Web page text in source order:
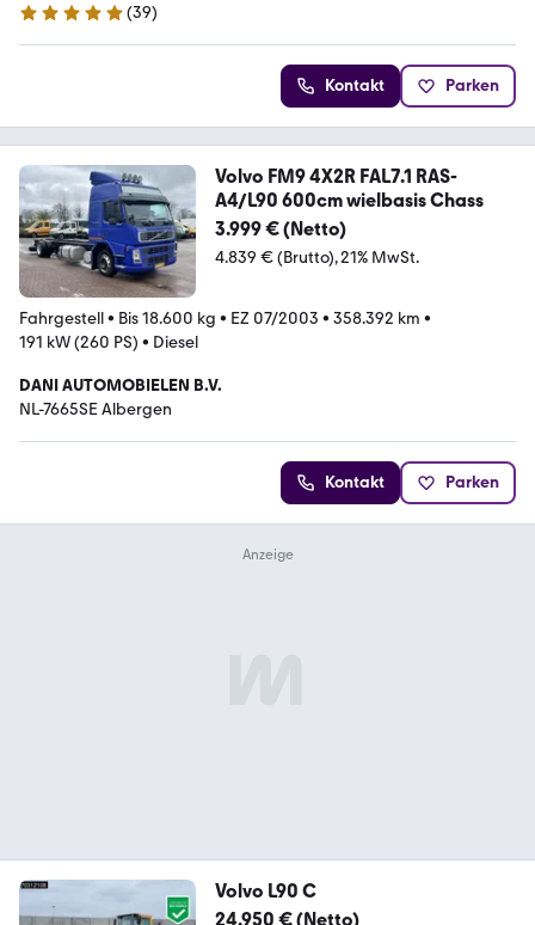
5 Sterne
(39)
Kontakt Parken
Volvo FM9 4X2R FAL7.1 RAS-
A4/L90 600cm wielbasis Chass
3.999 € (Netto)
4.839 € (Brutto) 21% MwSt.
Fahrgestell• Bis 18.600 kg • EZ 07/2003 • 358.392 km •
191 kW (260 PS) • Diesel
DANI AUTOMOBIELEN B.V.
NL-7665SE Albergen
Kontakt Parken
Volvo L90 C
24.950 € (Netto)